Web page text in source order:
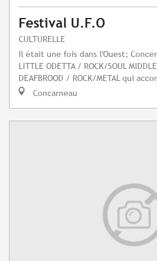
Festival U.F.O
CULTURELLE
Il était une fois dans l'Ouest;
LITTLE ODETTA / ROCK/SOUL
DEAFBROOD / ROCK/METAL qui
Concarneau